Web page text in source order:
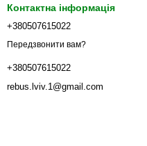
Контактна інформація
+380507615022
Передзвонити вам?
+380507615022
rebus.lviv.1@gmail.com